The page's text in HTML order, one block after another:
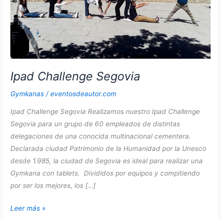
Ipad Challenge Segovia
Gymkanas /eventosdeautor.com
Ipad Challenge Segovia Realizamos nuestro Ipad Challenge
Segovia para un grupo de 60 empleados de distintas
delegaciones de una conocida multinacional cementera.
Declarada ciudad Patrimonio de la Humanidad por la Unesco
desde 1.985, la ciudad de Segovia es ideal para realizar una
Gymkana con tablets. Divididos por equipos y compitiendo
por ser los mejores, los […]
Ipad
Leer más »